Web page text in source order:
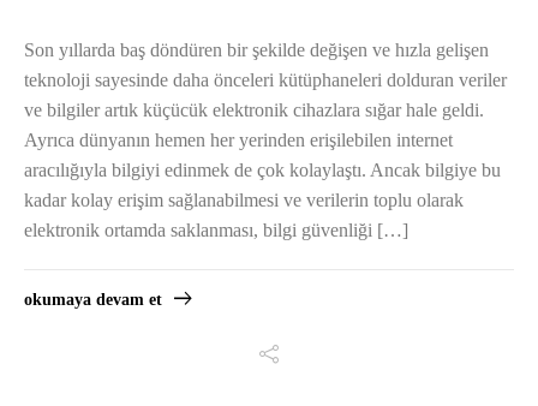
Son yıllarda baş döndüren bir şekilde değişen ve hızla gelişen
teknoloji sayesinde daha önceleri kütüphaneleri dolduran veriler
ve bilgiler artık küçücük elektronik cihazlara sığar hale geldi.
Ayrıca dünyanın hemen her yerinden erişilebilen internet
aracılığıyla bilgiyi edinmek de çok kolaylaştı. Ancak bilgiye bu
kadar kolay erişim sağlanabilmesi ve verilerin toplu olarak
elektronik ortamda saklanması, bilgi güvenliği […]
okumaya devam et